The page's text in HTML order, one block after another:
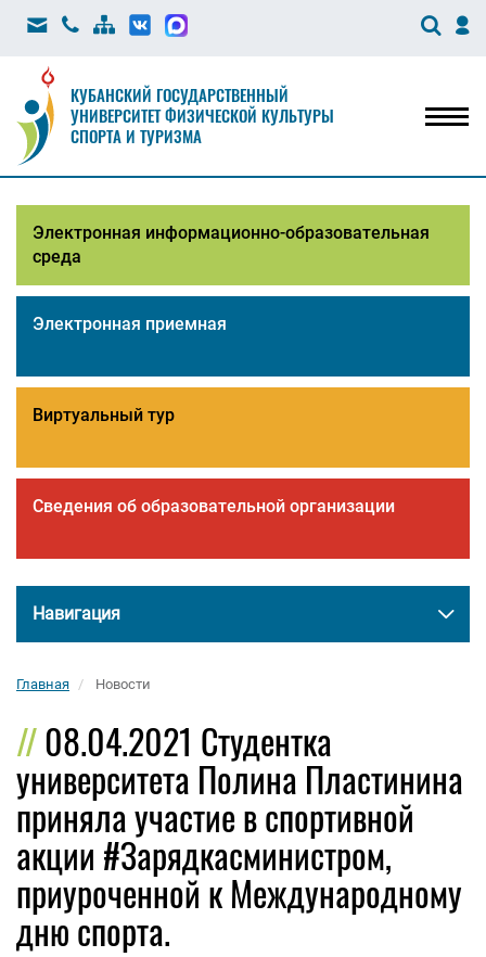
КУБАНСКИЙ ГОСУДАРСТВЕННЫЙ
УНИВЕРСИТЕТ ФИЗИЧЕСКОЙ КУЛЬТУРЫ
СПОРТА И ТУРИЗМА
Электронная информационно-образовательная
среда
Электронная приемная
Виртуальный тур
Сведения об образовательной организации
Навигация
Главная Новости
08.04.2021 Студентка
университета Полина Пластинина
приняла участие в спортивной
акции #Зарядкасминистром,
приуроченной к Международному
дню спорта.